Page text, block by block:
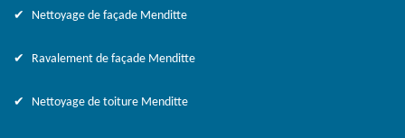
Nettoyage de façade Menditte
Ravalement de façade Menditte
Nettoyage de toiture Menditte